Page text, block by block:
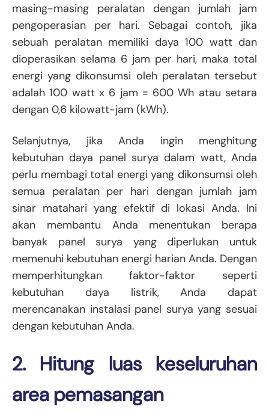
masing-masing peralatan dengan jumlah jam
pengoperasian per hari. Sebagai contoh, jika
sebuah peralatan memiliki daya 100 watt dan
dioperasikan selama 6 jam per hari, maka total
energi yang dikonsumsi oleh peralatan tersebut
adalah 100 watt x 6 jam = 600 Wh atau setara
dengan 0,6 kilowatt-jam (kWh).
Selanjutnya, jika Anda ingin menghitung
kebutuhan daya panel surya dalam watt, Anda
perlu membagi total energi yang dikonsumsi oleh
semua peralatan per hari dengan jumlah jam
sinar matahari yang efektif di lokasi Anda. Ini
akan membantu Anda menentukan berapa
banyak panel surya yang diperlukan untuk
memenuhi kebutuhan energi harian Anda. Dengan
memperhitungkan faktor-faktor seperti
kebutuhan daya listrik, Anda dapat
merencanakan instalasi panel surya yang sesuai
dengan kebutuhan Anda.
2. Hitung luas keseluruhan
area pemasangan